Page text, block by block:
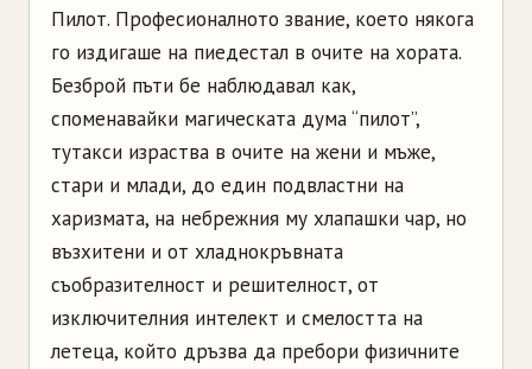
Пилот. Професионалното звание, което някога
го издигаше на пиедестал в очите на хората.
Безброй пъти бе наблюдавал как,
споменавайки магическата дума “пилот”,
тутакси израства в очите на жени и мъже,
стари и млади, до един подвластни на
харизмата, на небрежния му хлапашки чар, но
възхитени и от хладнокръвната
съобразителност и решителност, от
изключителния интелект и смелостта на
летеца, който дръзва да пребори физичните